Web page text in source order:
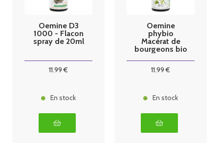
Oemine D3
1000 - Flacon
spray de 20ml
11.99 €
En stock
Oemine
phybio
Macérat de
bourgeons bio
11.99 €
En stock